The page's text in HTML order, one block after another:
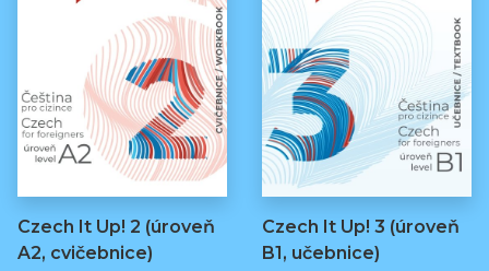
Czech It Up! 2 (úroveň
A2, cvičebnice)
Czech It Up! 3 (úroveň
B1, učebnice)